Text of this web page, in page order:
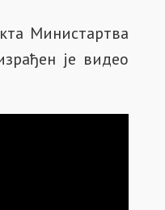
Министартва
је видео